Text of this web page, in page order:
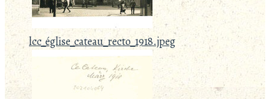
lcc_église_cateau_recto_1918.jpeg